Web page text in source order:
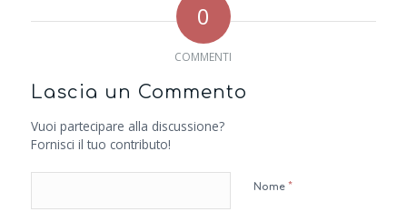
0
COMMENTI
Lascia un Commento
Vuoi partecipare alla discussione?
Fornisci il tuo contributo!
Nome *